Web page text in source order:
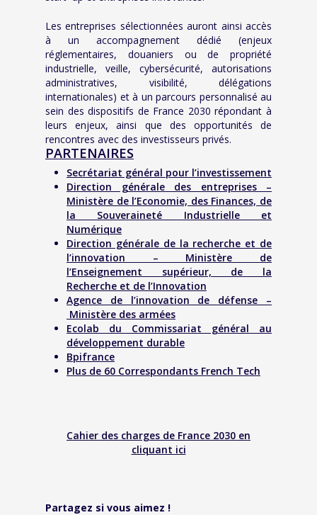
Les entreprises sélectionnées auront ainsi accès
à un accompagnement dédié (enjeux
réglementaires, douaniers ou de propriété
industrielle, veille, cybersécurité, autorisations
administratives, visibilité, délégations
internationales) et à un parcours personnalisé au
sein des dispositifs de France 2030 répondant à
leurs enjeux, ainsi que des opportunités de
rencontres avec des investisseurs privés.
PARTENAIRES
Secrétariat général pour l’investissement
Direction générale des entreprises –
Ministère de l’Economie, des Finances, de
la Souveraineté Industrielle et
Numérique
Direction générale de la recherche et de
l’innovation – Ministère de
l’Enseignement supérieur, de la
Recherche et de l’Innovation
Agence de l’innovation de défense –
Ministère des armées
Ecolab du Commissariat général au
développement durable
Bpifrance
Plus de 60 Correspondants French Tech
Cahier des charges de France 2030 en
cliquant ici
Partagez si vous aimez !